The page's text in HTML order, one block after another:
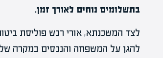
בתשלומים נוחים לאורך זמן.
לצד המשכנתא, אורי רכש פוליסת
להגן על המשפחה והנכסים במקרה של